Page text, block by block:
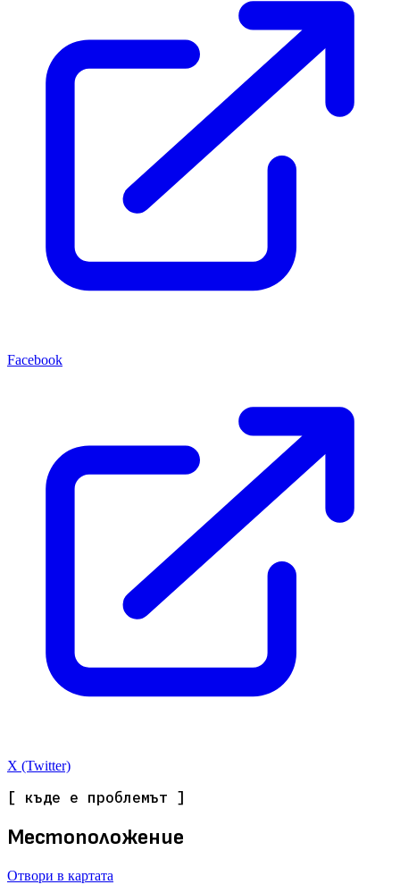
Facebook
X (Twitter)
[ къде е проблемът ]
Местоположение
Отвори в картата